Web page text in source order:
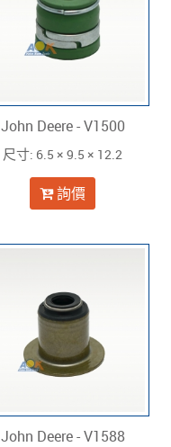
John Deere - V1500
尺寸: 6.5 × 9.5 × 12.2
詢價
John Deere - V1588